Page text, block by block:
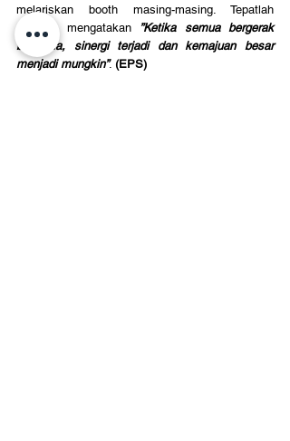
melariskan booth masing-masing. Tepatlah
pepatah mengatakan ”Ketika semua bergerak
bersama, sinergi terjadi dan kemajuan besar
menjadi mungkin”. (EPS)